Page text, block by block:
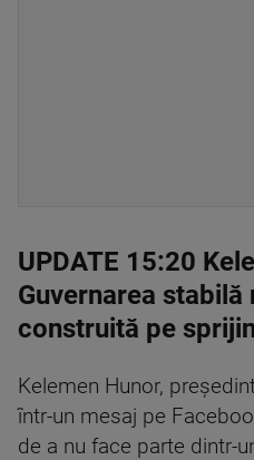
UPDATE 15:20
Guvernarea stabilă
construită pe
Kelemen Hunor,
într-un mesaj pe
de a nu face parte dintr-